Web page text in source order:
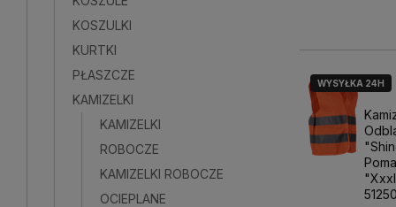
KOSZULKI
KURTKI
PŁASZCZE
KAMIZELKI
KAMIZELKI
ROBOCZE
KAMIZELKI ROBOCZE
OCIEPLANE
WYSYŁKA 24H
51250